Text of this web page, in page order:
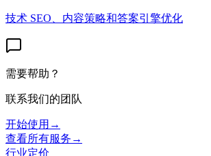
技术 SEO、内容策略和答案引擎优化
需要帮助？
联系我们的团队
开始使用 →
查看所有服务 →
行业定价